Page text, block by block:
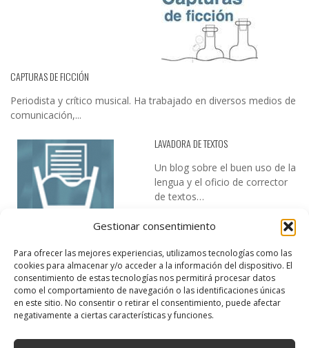
Gestionar consentimiento
Para ofrecer las mejores experiencias, utilizamos tecnologías como las
cookies para almacenar y/o acceder a la información del dispositivo. El
consentimiento de estas tecnologías nos permitirá procesar datos
como el comportamiento de navegación o las identificaciones únicas
en este sitio. No consentir o retirar el consentimiento, puede afectar
negativamente a ciertas características y funciones.
CAPTURAS DE FICCIÓN
Periodista y crítico musical. Ha trabajado en diversos medios de
comunicación,...
LAVADORA DE TEXTOS
Un blog sobre el buen uso de la
lengua y el oficio de corrector
de textos…
DESIREE MARTÍN